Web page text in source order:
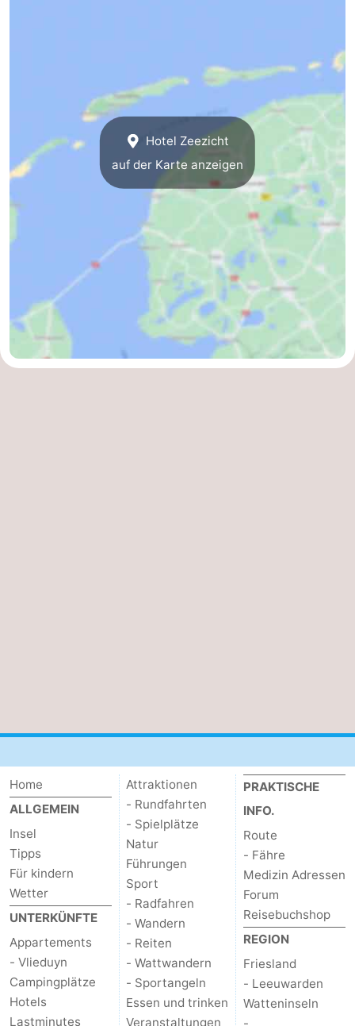
Hotel Zeezicht
auf der Karte anzeigen
Home
ALLGEMEIN
Insel
Tipps
Für kindern
Wetter
UNTERKÜNFTE
Appartements
- Vlieduyn
Campingplätze
Hotels
Lastminutes
Attraktionen
- Rundfahrten
- Spielplätze
Natur
Führungen
Sport
- Radfahren
- Wandern
- Reiten
- Wattwandern
- Sportangeln
Essen und trinken
Veranstaltungen
PRAKTISCHE
INFO.
Route
- Fähre
Medizin Adressen
Forum
Reisebuchshop
REGION
Friesland
- Leeuwarden
Watteninseln